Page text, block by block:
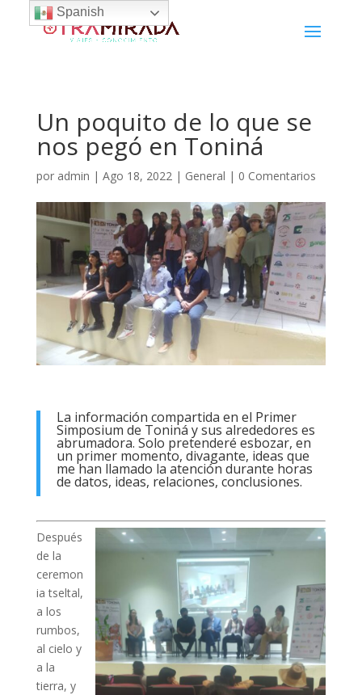
Un poquito de lo que se
nos pegó en Toniná
por admin | Ago 18, 2022| General | 0 Comentarios
La información compartida en el Primer
Simposium de Toniná y sus alrededores es
abrumadora. Solo pretenderé esbozar, en
un primer momento, divagante, ideas que
me han llamado la atención durante horas
de datos, ideas, relaciones, conclusiones.
Después
de la
ceremon
ia tseltal,
a los
rumbos,
al cielo y
a la
tierra, y
Spanish